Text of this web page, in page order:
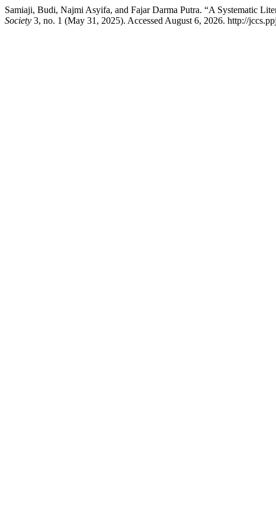
Samiaji, Budi, Najmi Asyifa, and Fajar Darma Putra. “A Systematic
Society 3, no. 1 (May 31, 2025). Accessed August 6, 2026. http://